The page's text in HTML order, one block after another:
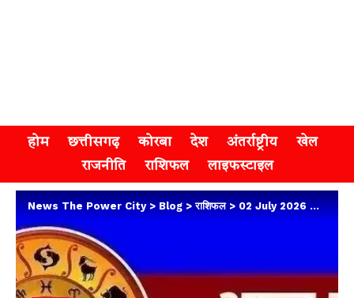
होम छत्तीसगढ़ कोरबा देश अंतर्राष्ट्रीय
खेल
राजनीति
राशिफल लाइफस्टाइल
News The Power City>Blog>राशिफल>02 July 2026 Horoscope : इस राशि के जातकों के कार्यक्षेत्र में होगी सराहना, जानिए अपना राशिफल